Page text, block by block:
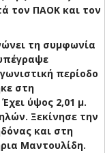
τον ΠΑΟΚ και τον
τη συμφωνία
περίοδο
στη
ύψος 2,01 μ.
Ξεκίνησε την
και στη
Μαντουλίδη.